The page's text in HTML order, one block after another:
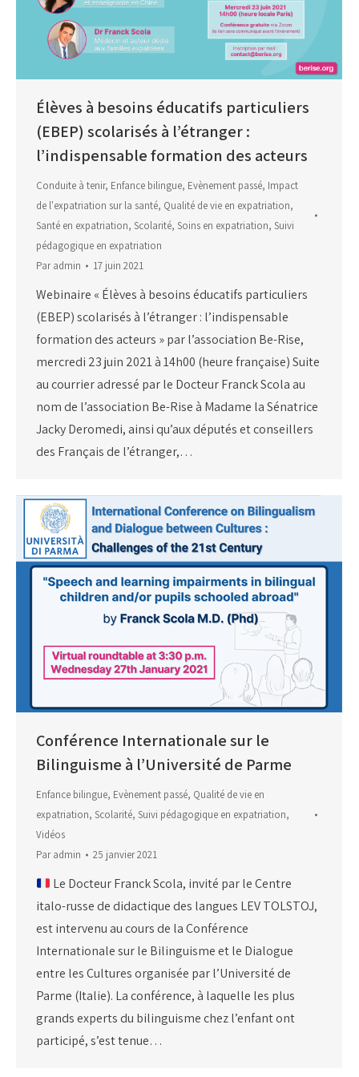
Élèves à besoins éducatifs particuliers
(EBEP) scolarisés à l’étranger :
l’indispensable formation des acteurs
Conduite à tenir, Enfance bilingue, Evènement passé, Impact
de l'expatriation sur la santé, Qualité de vie en expatriation,
Santé en expatriation, Scolarité, Soins en expatriation, Suivi
pédagogique en expatriation
Paradmin 17 juin 2021
Webinaire « Élèves à besoins éducatifs particuliers
(EBEP) scolarisés à l’étranger : l’indispensable
formation des acteurs » par l’association Be-Rise,
mercredi 23 juin 2021 à 14h00 (heure française) Suite
au courrier adressé par le Docteur Franck Scola au
nom de l’association Be-Rise à Madame la Sénatrice
Jacky Deromedi, ainsi qu’aux députés et conseillers
des Français de l’étranger,…
Conférence Internationale sur le
Bilinguisme à l’Université de Parme
Enfance bilingue, Evènement passé, Qualité de vie en
expatriation, Scolarité, Suivi pédagogique en expatriation,
Vidéos
Paradmin 25 janvier 2021
Le Docteur Franck Scola, invité par le Centre
italo-russe de didactique des langues LEV TOLSTOJ,
est intervenu au cours de la Conférence
Internationale sur le Bilinguisme et le Dialogue
entre les Cultures organisée par l’Université de
Parme (Italie). La conférence, à laquelle les plus
grands experts du bilinguisme chez l’enfant ont
participé, s’est tenue…